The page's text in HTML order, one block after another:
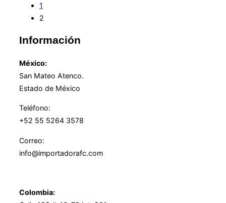
1
2
Información
México:
San Mateo Atenco.
Estado de México
Teléfono:
+52 55 5264 3578
Correo:
info@importadorafc.com
Colombia: